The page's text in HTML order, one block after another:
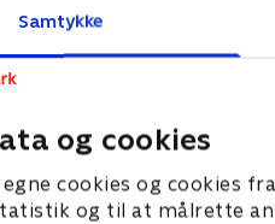
Samtykke
og cookies
cookies og cookies
og til at målrette
Silkeborg IF-F.C.
Se højdepunkter fra